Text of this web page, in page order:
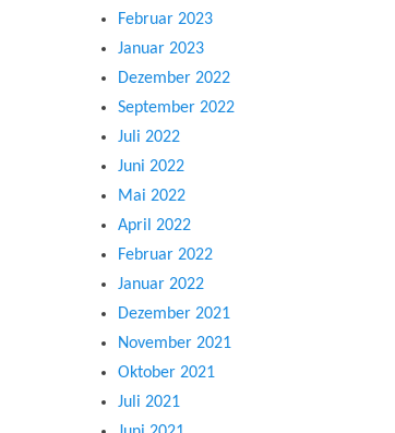
Februar 2023
Januar 2023
Dezember 2022
September 2022
Juli 2022
Juni 2022
Mai 2022
April 2022
Februar 2022
Januar 2022
Dezember 2021
November 2021
Oktober 2021
Juli 2021